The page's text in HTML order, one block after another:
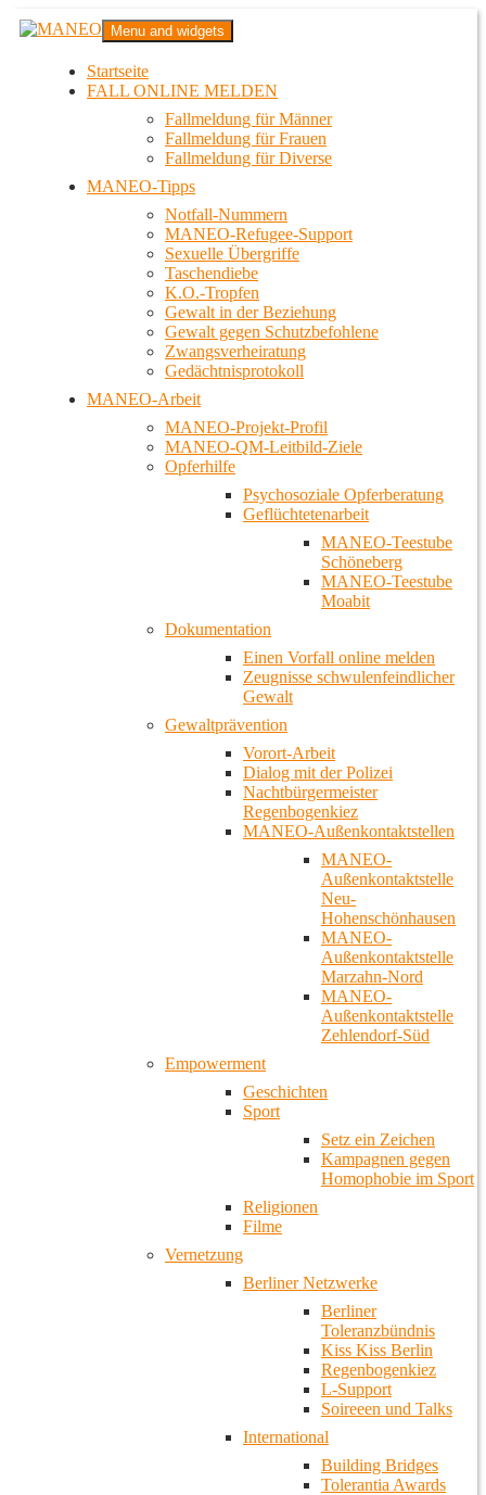
Zum
InhaltMANEO
Das schwule Anti-Gewalt-Projekt in Berlin
Menu and widgets
Startseite
FALL ONLINE MELDEN
Fallmeldung für Männer
Fallmeldung für Frauen
Fallmeldung für Diverse
MANEO-Tipps
Notfall-Nummern
MANEO-Refugee-Support
Sexuelle Übergriffe
Taschendiebe
K.O.-Tropfen
Gewalt in der Beziehung
Gewalt gegen Schutzbefohlene
Zwangsverheiratung
Gedächtnisprotokoll
MANEO-Arbeit
MANEO-Projekt-Profil
MANEO-QM-Leitbild-Ziele
Opferhilfe
Psychosoziale Opferberatung
Geflüchtetenarbeit
MANEO-Teestube
Schöneberg
MANEO-Teestube
Moabit
Dokumentation
Einen Vorfall online melden
Zeugnisse schwulenfeindlicher
Gewalt
Gewaltprävention
Vorort-Arbeit
Dialog mit der Polizei
Nachtbürgermeister
Regenbogenkiez
MANEO-Außenkontaktstellen
MANEO-
Außenkontaktstelle
Neu-
Hohenschönhausen
MANEO-
Außenkontaktstelle
Marzahn-Nord
MANEO-
Außenkontaktstelle
Zehlendorf-Süd
Empowerment
Geschichten
Sport
Setz ein Zeichen
Kampagnen gegen
Homophobie im Sport
Religionen
Filme
Vernetzung
Berliner Netzwerke
Berliner
Toleranzbündnis
Kiss Kiss Berlin
Regenbogenkiez
L-Support
Soireeen und Talks
International
Building Bridges
Tolerantia Awards